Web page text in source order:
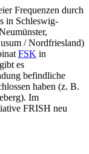
Frequenzen durch
in Schleswig-
/ Nordfriesland)
FSK in
es
befindliche
haben (z. B.
Im
FRISH neu